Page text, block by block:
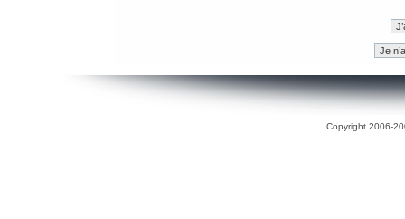
Copyright 2006-